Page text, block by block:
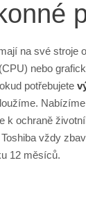
na své stroje
nebo
potřebujete
Nabízíme
ochraně
vždy
12 měsíců.